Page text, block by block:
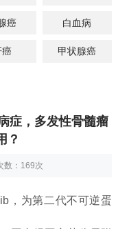
癌 白血病
癌 甲状腺癌
症，多发性骨髓瘤
？
： 169次
，为第二代不可逆蛋